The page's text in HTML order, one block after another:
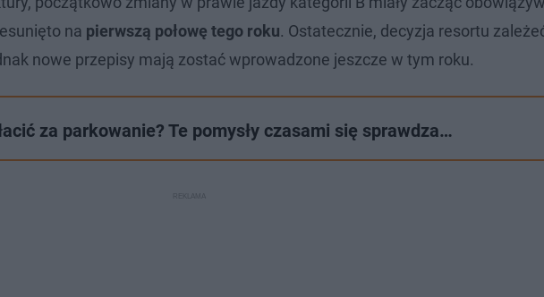
na pierwszą połowę tego roku. Ostatecznie, decyzja resortu
nowe przepisy mają zostać wprowadzone jeszcze w tym roku.
za parkowanie? Te pomysły czasami się sprawdza…